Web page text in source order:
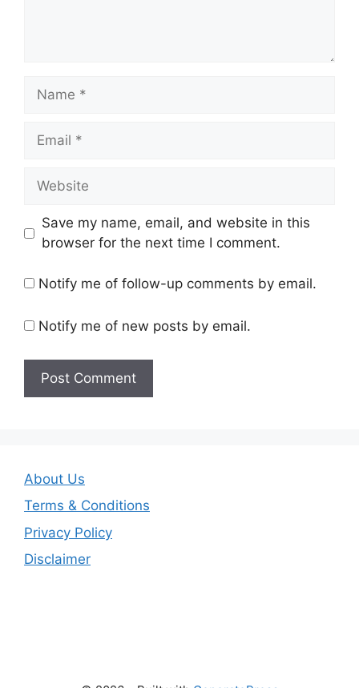
Name
Email
Website
Save my name, email, and website in this
browser for the next time I comment.
Notify me of follow-up comments by email.
Notify me of new posts by email.
About Us
Terms & Conditions
Privacy Policy
Disclaimer